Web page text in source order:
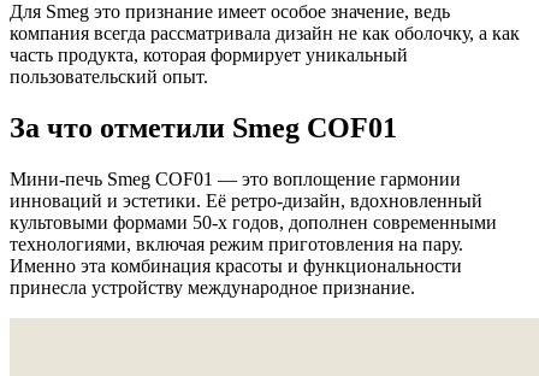
Для Smeg это признание имеет особое значение, ведь
компания всегда рассматривала дизайн не как оболочку, а как
часть продукта, которая формирует уникальный
пользовательский опыт.
За что отметили Smeg COF01
Мини-печь Smeg COF01 — это воплощение гармонии
инноваций и эстетики. Её ретро-дизайн, вдохновленный
культовыми формами 50-х годов, дополнен современными
технологиями, включая режим приготовления на пару.
Именно эта комбинация красоты и функциональности
принесла устройству международное признание.